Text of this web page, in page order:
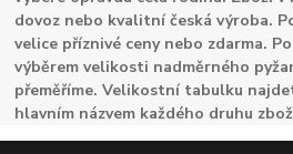
dovoz nebo kvalitní česká výroba.
velice příznivé ceny nebo zdarma.
výběrem velikosti nadměrného
přeměříme. Velikostní tabulku
hlavním názvem každého druhu